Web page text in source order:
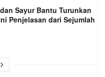
Sayur Bantu Turunkan
Penjelasan dari Sejumlah